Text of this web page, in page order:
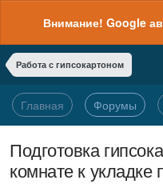
Внимание! Google
Работа с гипсокартоном
Главная Форумы
Подготовка
комнате к укладке